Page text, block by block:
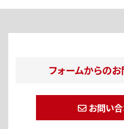
フォームからの
お問い